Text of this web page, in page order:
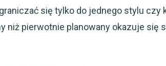
się tylko do jednego stylu czy
niż pierwotnie planowany okazuje się